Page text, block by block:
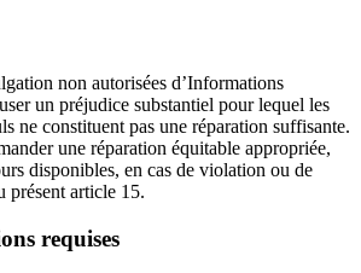
non autorisées d’Informations
un préjudice substantiel pour lequel les
ne constituent pas une réparation suffisante.
une réparation équitable appropriée,
disponibles, en cas de violation ou de
présent article 15.
requises